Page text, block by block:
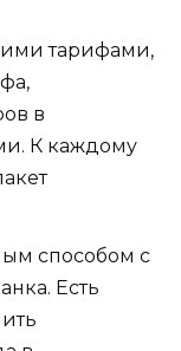
тарифами,
в
К каждому
способом с
Есть